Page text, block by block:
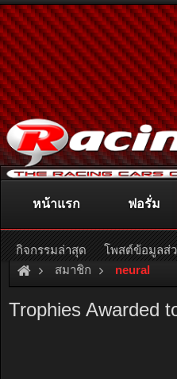
ติดต่อลงโฆษณา
หรืออ่านรายละเ
สมาชิก neural
Trophies Awarded
หน้าแรก ฟอรั่ม
กิจกรรมล่าสุด โพสต์ข้อมูลส่